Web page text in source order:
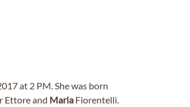
at 2 PM. She was born
Ettore and Maria Fiorentelli.